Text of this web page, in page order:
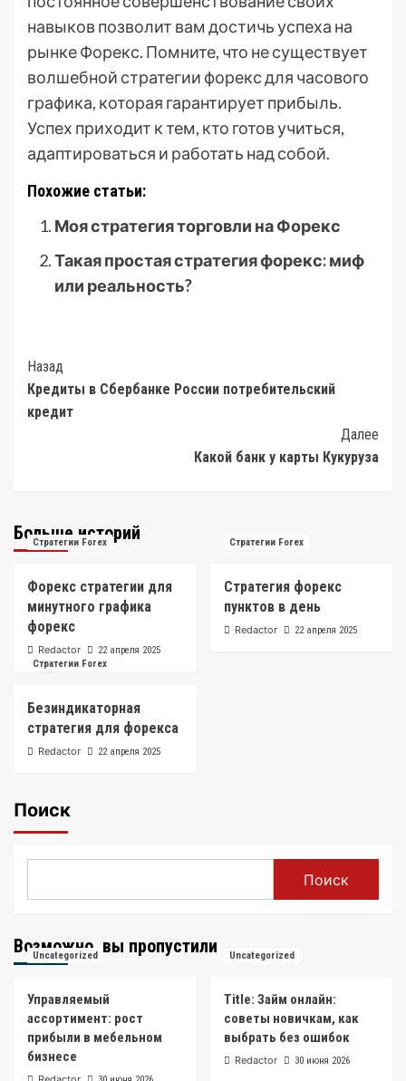
навыков позволит вам достичь успеха на
рынке Форекс. Помните, что не существует
волшебной стратегии форекс для часового
графика, которая гарантирует прибыль.
Успех приходит к тем, кто готов учиться,
адаптироваться и работать над собой.
Похожие статьи:
Моя стратегия торговли на Форекс
Такая простая стратегия форекс: миф
или реальность?
Post
Navigation
Назад
Кредиты в Сбербанке России потребительский
кредит
Далее
Какой банк у карты Кукуруза
Больше историй
Стратегии Forex
Форекс стратегии для
минутного графика
форекс
Redactor 22 апреля 2025
Стратегии Forex
Стратегия форекс
пунктов в день
Redactor 22 апреля 2025
Стратегии Forex
Безиндикаторная
стратегия для форекса
Redactor 22 апреля 2025
Поиск
Поиск
Возможно, вы пропустили
Uncategorized
Управляемый
ассортимент: рост
прибыли в мебельном
бизнесе
Uncategorized
Title: Займ онлайн:
советы новичкам, как
выбрать без ошибок
Redactor 30 июня 2026